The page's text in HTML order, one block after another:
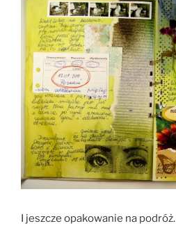
I jeszcze opakowanie na podróż.